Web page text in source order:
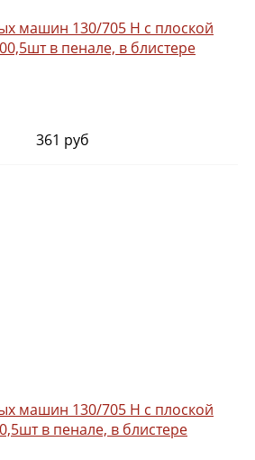
машин 130/705 Н с плоской
в пенале, в блистере
361 руб
машин 130/705 Н с плоской
в пенале, в блистере